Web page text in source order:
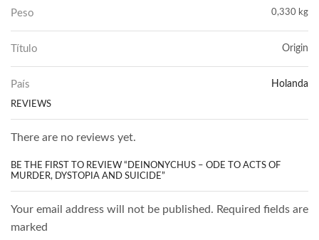
Peso 0,330 kg
Título Origin
País Holanda
REVIEWS
There are no reviews yet.
BE THE FIRST TO REVIEW “DEINONYCHUS – ODE TO ACTS OF
MURDER, DYSTOPIA AND SUICIDE”
Your email address will not be published. Required fields are
marked